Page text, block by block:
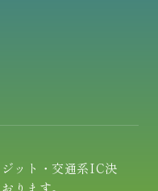
ット・交通系IC決
ります。